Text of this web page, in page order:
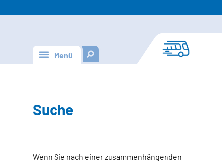
Menü
Suche
Wenn Sie nach einer zusammenhängenden